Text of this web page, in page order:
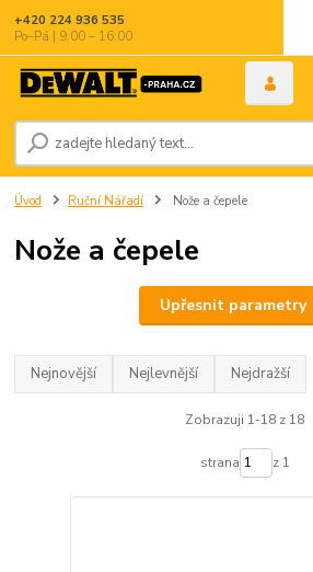
+420 224 936 535
Po–Pá | 9:00 – 16:00
Úvod Ruční Nářadí Nože a čepele
Nože a čepele
Upřesnit parametry
Nejnovější Nejlevnější Nejdražší
Zobrazuji 1-18 z 18
strana z 1